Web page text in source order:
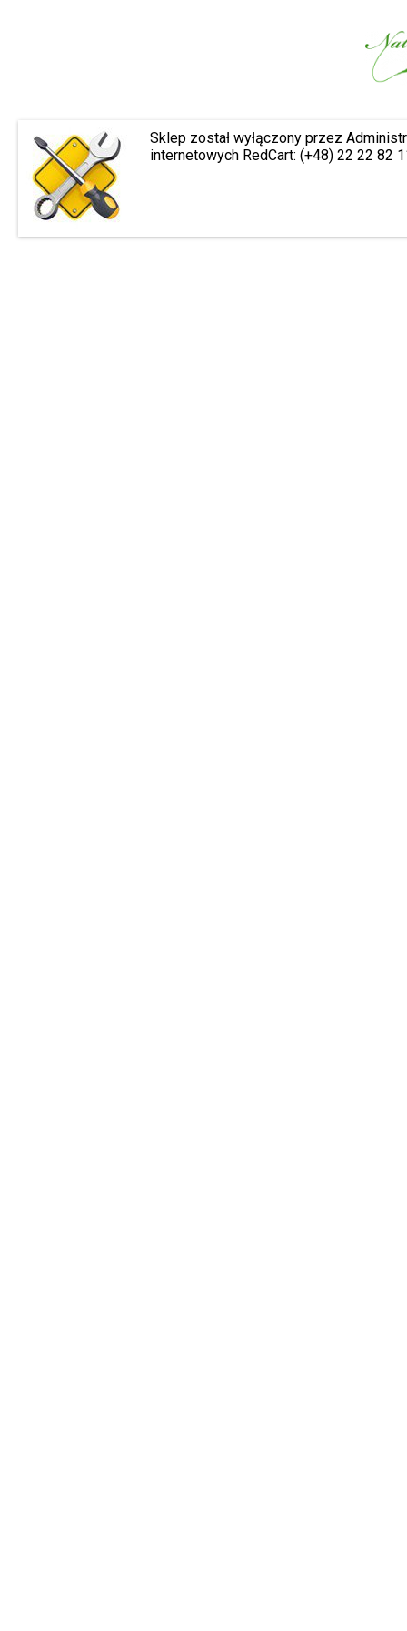
Sklep został wyłączony przez
internetowych RedCart: (+48) 22 22 82